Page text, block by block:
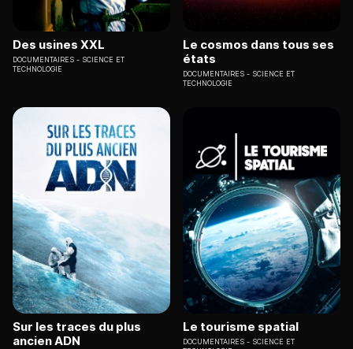
Des usines XXL
DOCUMENTAIRES
SCIENCE ET
TECHNOLOGIE
Le cosmos dans tous ses
états
DOCUMENTAIRES
SCIENCE ET
TECHNOLOGIE
Sur les traces du plus
ancien ADN
Le tourisme spatial
DOCUMENTAIRES
SCIENCE ET